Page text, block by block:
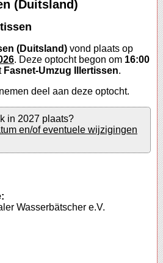
(Duitsland)
(Duitsland) vond plaats op
. Deze optocht begon om 16:00
Fasnet-Umzug Illertissen.
deel aan deze optocht.
in 2027 plaats?
en/of eventuele wijzigingen
Wasserbätscher e.V.